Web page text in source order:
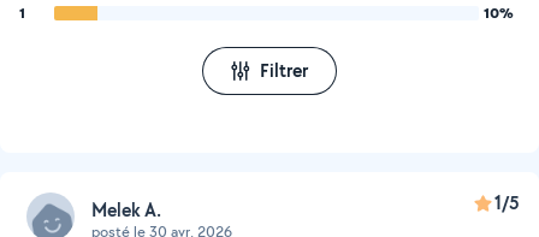
1
10%
Filtrer
Melek A.
posté le 30 avr. 2026
1/5